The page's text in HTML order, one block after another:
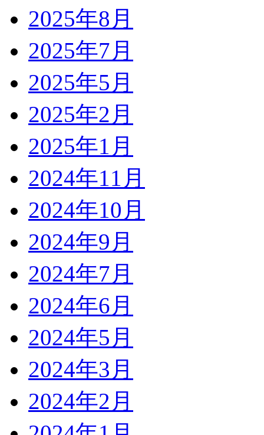
2025年8月
2025年7月
2025年5月
2025年2月
2025年1月
2024年11月
2024年10月
2024年9月
2024年7月
2024年6月
2024年5月
2024年3月
2024年2月